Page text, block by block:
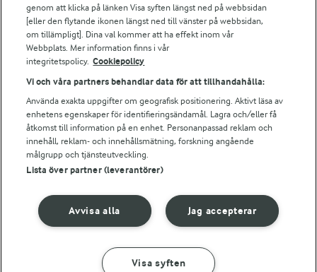
Följ oss
Ändra cookie-inställningar
Integritetspolicy
genom att klicka på länken Visa syften längst ned på webbsidan
[eller den flytande ikonen längst ned till vänster på webbsidan,
om tillämpligt]. Dina val kommer att ha effekt inom vår
Webbplats. Mer information finns i vår
integritetspolicy. Cookiepolicy
Vi och våra partners behandlar data för att tillhandahålla:
Använda exakta uppgifter om geografisk positionering. Aktivt läsa av
enhetens egenskaper för identifieringsändamål. Lagra och/eller få
åtkomst till information på en enhet. Personanpassad reklam och
innehåll, reklam- och innehållsmätning, forskning angående
målgrupp och tjänsteutveckling.
Lista över partner (leverantörer)
Jag accepterar
Avvisa alla
Visa syften